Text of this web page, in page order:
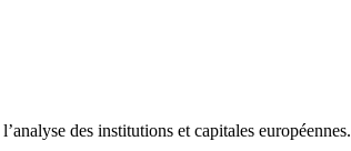
des institutions et capitales